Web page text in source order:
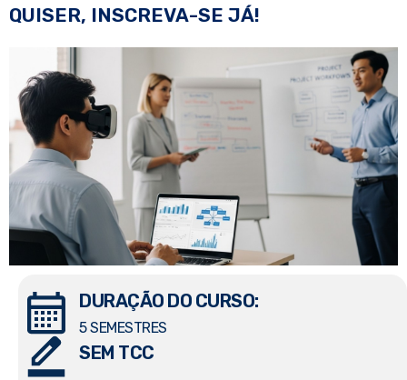
QUISER, INSCREVA-SE JÁ!
DURAÇÃO DO CURSO:
5 SEMESTRES
SEM TCC